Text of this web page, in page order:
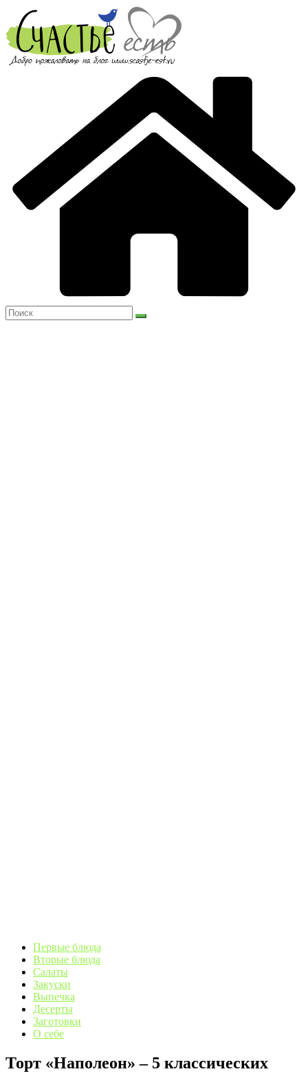
Перейти
содержимому
Первые блюда
Вторые блюда
Салаты
Закуски
Выпечка
Десерты
Заготовки
О себе
Торт «Наполеон» – 5 классических